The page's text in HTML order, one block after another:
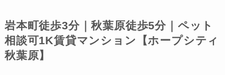
岩本町徒歩3分｜秋葉原徒歩5分｜ペット
相談可1K賃貸マンション【ホープシティ
秋葉原】